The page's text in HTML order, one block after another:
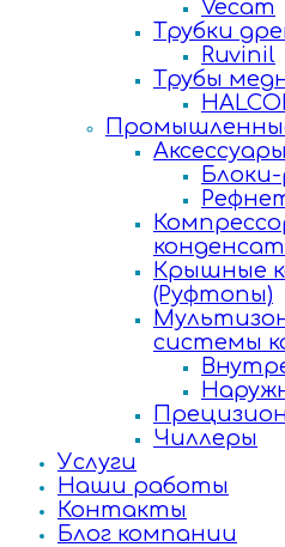
Vecam
Трубки
Ruvinil
Трубы
Аксессуары
Крышные
(Руфтопы)
системы
Чиллеры
Услуги
Наши работы
Контакты
Блог компании